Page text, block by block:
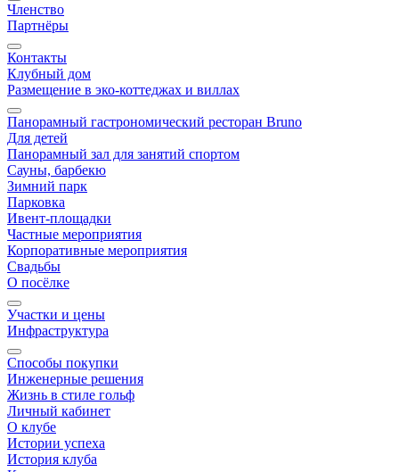
Членство
Партнёры
Контакты
Клубный дом
Размещение в эко-коттеджах и виллах
Панорамный гастрономический ресторан Bruno
Для детей
Панорамный зал для занятий спортом
Сауны, барбекю
Зимний парк
Парковка
Ивент-площадки
Частные мероприятия
Корпоративные мероприятия
Свадьбы
О посёлке
Участки и цены
Инфраструктура
Способы покупки
Инженерные решения
Жизнь в стиле гольф
Личный кабинет
О клубе
Истории успеха
История клуба